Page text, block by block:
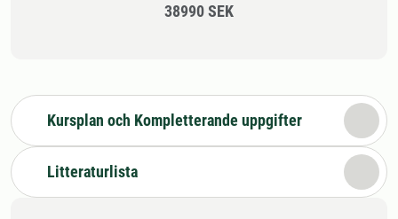
38990 SEK
Kursplan och Kompletterande uppgifter
Litteraturlista